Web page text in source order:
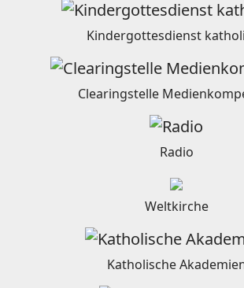
Kindergottesdienst
Clearingstelle
Radio
Weltkirche
Katholische